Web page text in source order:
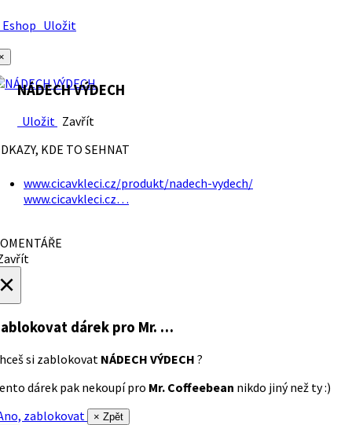
Uložit
NÁDECH VÝDECH
Uložit Zavřít
KDE TO SEHNAT
www.cicavkleci.cz/produkt/nadech-vydech/
www.cicavkleci.cz…
dárek pro Mr. …
si zablokovat NÁDECH VÝDECH ?
dárek pak nekoupí pro Mr. Coffeebean nikdo jiný než ty :)
zablokovat
× Zpět